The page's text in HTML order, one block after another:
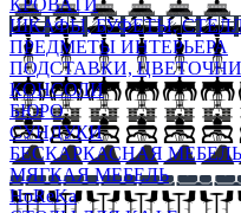
КРОВАТИ
ШКАФЫ, БУФЕТЫ,
ПРЕДМЕТЫ ИНТЕРЬЕРА
ПОДСТАВКИ,
КОНСОЛИ
БЮРО
СУНДУКИ
БЕСКАРКАСНАЯ МЕБЕЛЬ
МЯГКАЯ МЕБЕЛЬ
HoReKa